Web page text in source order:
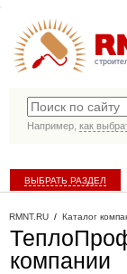
Например, как
ВЫБРАТЬ РАЗДЕЛ
RMNT.RU / Каталог
компании